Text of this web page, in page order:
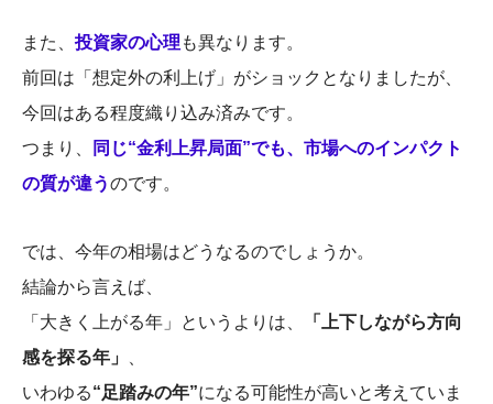
また、投資家の心理 も異なります。
前回は「想定外の利上げ」がショックとなりましたが、
今回はある程度織り込み済みです。
つまり、
同じ“金利上昇局面”でも、市場へのインパクト
の質が違うのです。
では、 今年の相場はどうなるのでしょうか。
結論から言えば、
「大きく上がる年」というよりは、
「上下しながら方向
感を探る年」
いわゆる“足踏みの年”になる可能性が高いと考えていま